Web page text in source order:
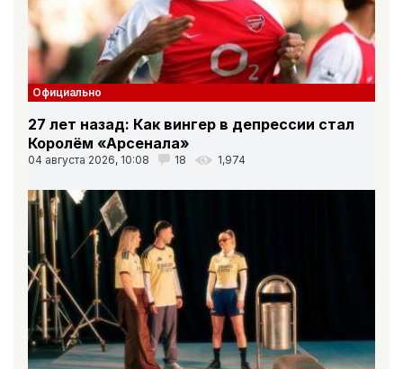
Официально
27 лет назад: Как вингер в депрессии стал
Королём «Арсенала»
04 августа 2026, 10:08 18 1,974